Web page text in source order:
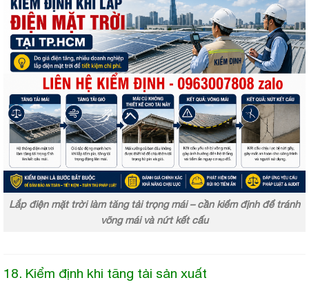
Lắp điện mặt trời làm tăng tải trọng mái – cần kiểm định để tránh
võng mái và nứt kết cấu
18. Kiểm định khi tăng tải sản xuất